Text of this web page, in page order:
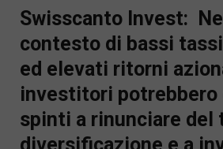
Swisscanto Invest:
contesto di bassi
ed elevati ritorni
investitori potrebbero
spinti a rinunciare del
diversificazione e a